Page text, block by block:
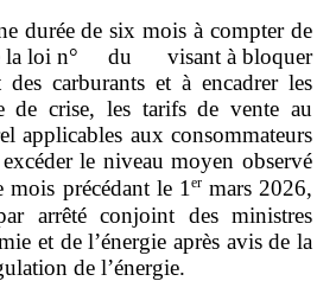
durée de six mois à compter de
la loi n° du visant à bloquer
carburants et à encadrer les
de crise, les tarifs de vente au
applicables aux consommateurs
le niveau moyen observé
mois précédant le 1ermars 2026,
arrêté conjoint des ministres
et de l’énergie après avis de la
de l’énergie.